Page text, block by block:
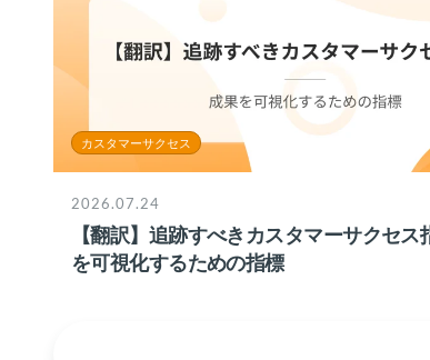
カスタマーサクセス
2026.07.24
【翻訳】追跡すべきカスタマーサクセ
を可視化するための指標